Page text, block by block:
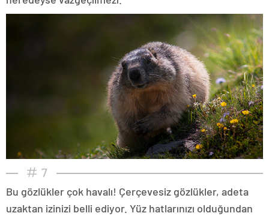
7
Bu gözlükler çok havalı! Çerçevesiz gözlükler, adeta
uzaktan izinizi belli ediyor. Yüz hatlarınızı olduğundan